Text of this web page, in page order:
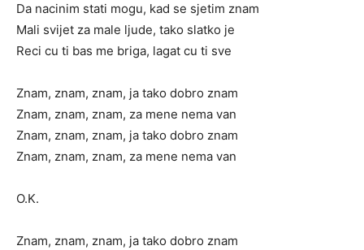
Da nacinim stati mogu, kad se sjetim znam
Mali svijet za male ljude, tako slatko je
Reci cu ti bas me briga, lagat cu ti sve
Znam, znam, znam, ja tako dobro znam
Znam, znam, znam, za mene nema van
Znam, znam, znam, ja tako dobro znam
Znam, znam, znam, za mene nema van
O.K.
Znam, znam, znam, ja tako dobro znam